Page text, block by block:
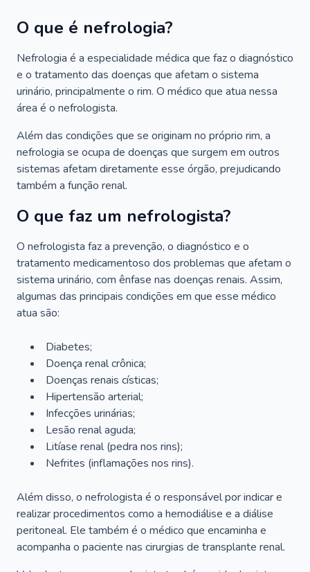
O que é nefrologia?
Nefrologia é a especialidade médica que faz o diagnóstico
e o tratamento das doenças que afetam o sistema
urinário, principalmente o rim. O médico que atua nessa
área é o nefrologista.
Além das condições que se originam no próprio rim, a
nefrologia se ocupa de doenças que surgem em outros
sistemas afetam diretamente esse órgão, prejudicando
também a função renal.
O que faz um nefrologista?
O nefrologista faz a prevenção, o diagnóstico e o
tratamento medicamentoso dos problemas que afetam o
sistema urinário, com ênfase nas doenças renais. Assim,
algumas das principais condições em que esse médico
atua são:
Diabetes;
Doença renal crônica;
Doenças renais císticas;
Hipertensão arterial;
Infecções urinárias;
Lesão renal aguda;
Litíase renal (pedra nos rins);
Nefrites (inflamações nos rins).
Além disso, o nefrologista é o responsável por indicar e
realizar procedimentos como a hemodiálise e a diálise
peritoneal. Ele também é o médico que encaminha e
acompanha o paciente nas cirurgias de transplante renal.